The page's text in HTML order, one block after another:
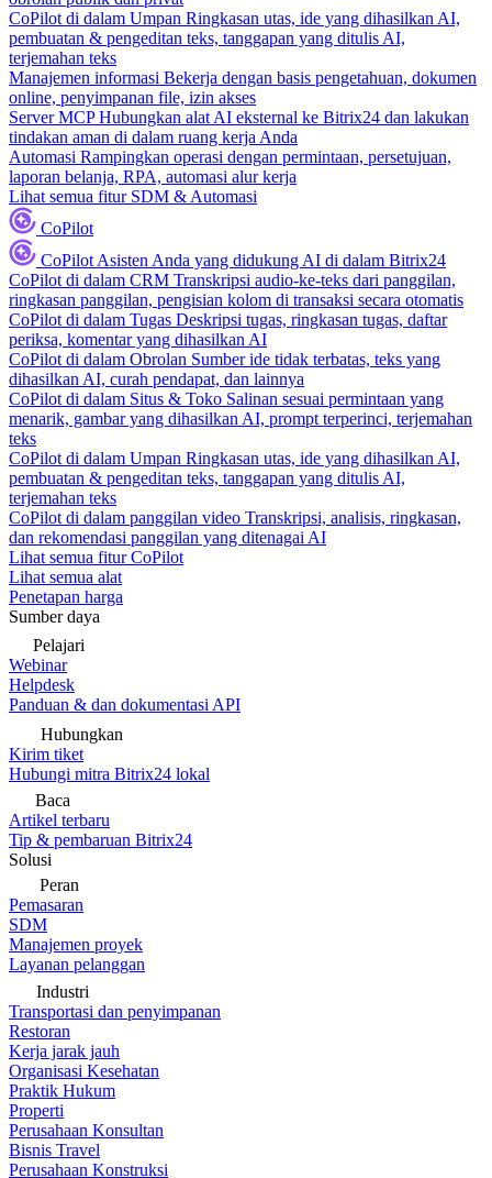
CoPilot di dalam Umpan Ringkasan utas, ide yang dihasilkan AI,
pembuatan & pengeditan teks, tanggapan yang ditulis AI,
terjemahan teks
Manajemen informasi Bekerja dengan basis pengetahuan, dokumen
online, penyimpanan file, izin akses
Server MCP Hubungkan alat AI eksternal ke Bitrix24 dan lakukan
tindakan aman di dalam ruang kerja Anda
Automasi Rampingkan operasi dengan permintaan, persetujuan,
laporan belanja, RPA, automasi alur kerja
Lihat semua fitur SDM & Automasi
CoPilot
CoPilot Asisten Anda yang didukung AI di dalam Bitrix24
CoPilot di dalam CRM Transkripsi audio-ke-teks dari panggilan,
ringkasan panggilan, pengisian kolom di transaksi secara otomatis
CoPilot di dalam Tugas Deskripsi tugas, ringkasan tugas, daftar
periksa, komentar yang dihasilkan AI
CoPilot di dalam Obrolan Sumber ide tidak terbatas, teks yang
dihasilkan AI, curah pendapat, dan lainnya
CoPilot di dalam Situs & Toko Salinan sesuai permintaan yang
menarik, gambar yang dihasilkan AI, prompt terperinci, terjemahan
teks
CoPilot di dalam Umpan Ringkasan utas, ide yang dihasilkan AI,
pembuatan & pengeditan teks, tanggapan yang ditulis AI,
terjemahan teks
CoPilot di dalam panggilan video Transkripsi, analisis, ringkasan,
dan rekomendasi panggilan yang ditenagai AI
Lihat semua fitur CoPilot
Lihat semua alat
Penetapan harga
Sumber daya
Pelajari
Webinar
Helpdesk
Panduan & dan dokumentasi API
Hubungkan
Kirim tiket
Hubungi mitra Bitrix24 lokal
Baca
Artikel terbaru
Tip & pembaruan Bitrix24
Solusi
Peran
Pemasaran
SDM
Manajemen proyek
Layanan pelanggan
Industri
Transportasi dan penyimpanan
Restoran
Kerja jarak jauh
Organisasi Kesehatan
Praktik Hukum
Properti
Perusahaan Konsultan
Bisnis Travel
Perusahaan Konstruksi